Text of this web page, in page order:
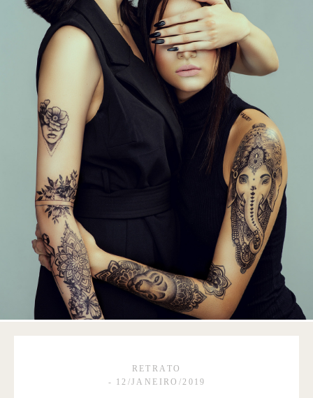
RETRATO
12/JANEIRO/2019